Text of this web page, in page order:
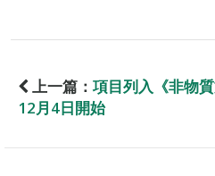
上一篇： 項目列入《非物
12月4日開始